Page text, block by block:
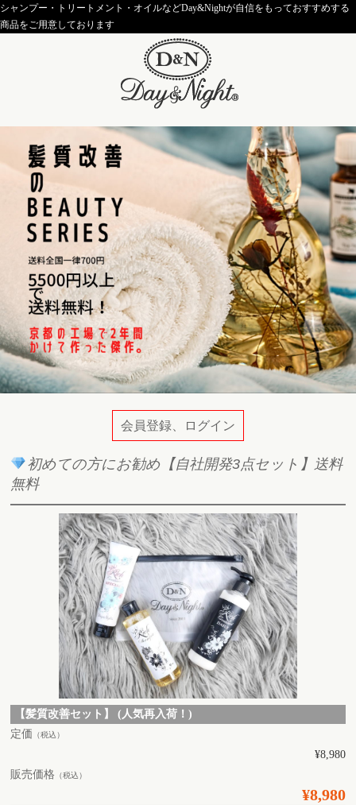
シャンプー・トリートメント・オイルなどDay&Nightが自信をもっておすすめする
商品をご用意しております
会員登録、ログイン
初めての方にお勧め【自社開発3点セット】送料
無料
【髪質改善セット】 (人気再入荷！)
定価 （税込）
¥8,980
販売価格 （税込）
¥8,980